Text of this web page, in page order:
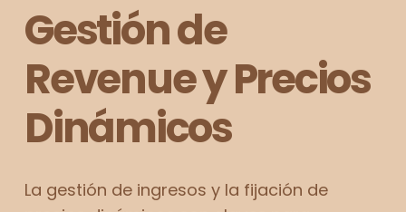
Gestión de
Revenue y Precios
Dinámicos
La gestión de ingresos y la fijación de